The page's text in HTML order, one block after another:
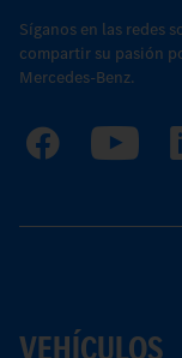
Síganos en las redes
compartir su pasión
Mercedes-Benz.
VEHÍCULOS